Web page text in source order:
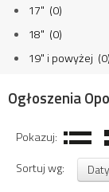
17" (0)
18" (0)
19" i powyżej (0)
Ogłoszenia
Pokazuj:
Sortuj wg: